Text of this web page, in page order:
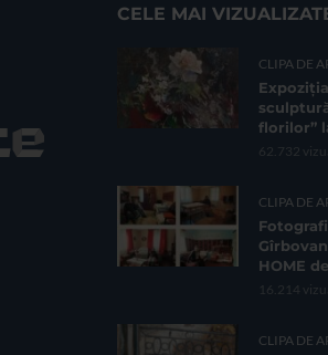
CELE MAI
CLIPA DE
florilor”
62.732
CLIPA DE
HOME
16.214
CLIPA DE